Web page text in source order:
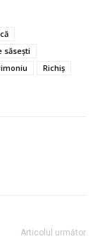
săsești
Richiș
Articolul următor